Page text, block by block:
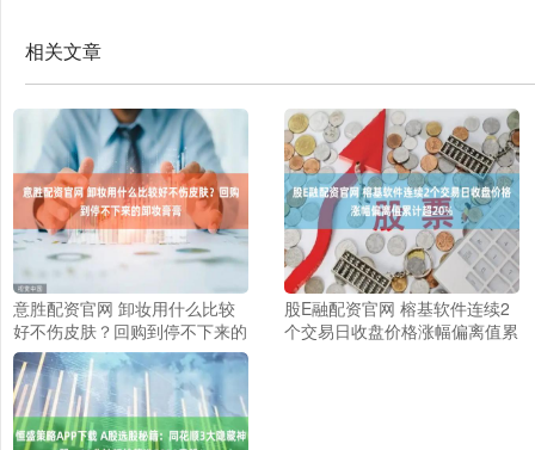
相关文章
意胜配资官网 卸妆用什么比较
好不伤皮肤？回购到停不下来的
卸妆膏膏
股E融配资官网 榕基软件连续2
个交易日收盘价格涨幅偏离值累